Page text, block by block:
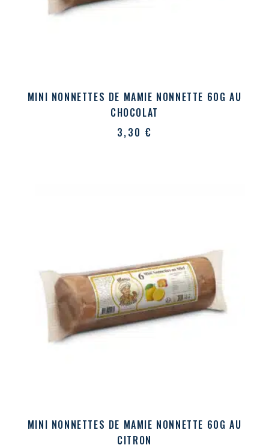
MINI NONNETTES DE MAMIE NONNETTE 60G AU
CHOCOLAT
3,30 €
MINI NONNETTES DE MAMIE NONNETTE 60G AU
CITRON